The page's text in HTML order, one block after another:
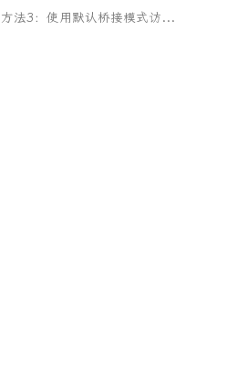
器本身。
方法3：使用默认桥接模式访问主机